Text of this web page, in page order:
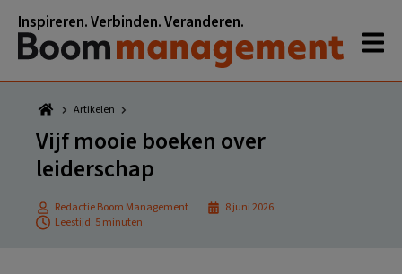
naar
hoofdnavigatie
naar
hoofd
inhoud
naar
eerste
sidebar
naar
voettekst
Inspireren. Verbinden. Veranderen.
Artikelen
Vijf mooie boeken over
leiderschap
Redactie Boom Management
8 juni 2026
Leestijd: 5 minuten